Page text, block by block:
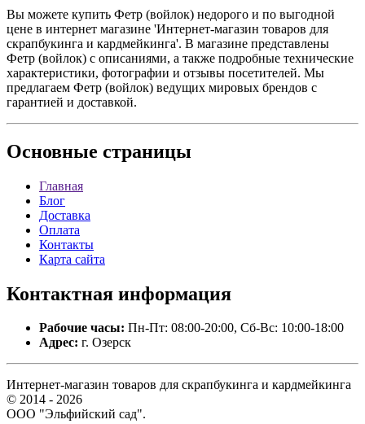
Вы можете купить Фетр (войлок) недорого и по выгодной
цене в интернет магазине 'Интернет-магазин товаров для
скрапбукинга и кардмейкинга'. В магазине представлены
Фетр (войлок) с описаниями, а также подробные технические
характеристики, фотографии и отзывы посетителей. Мы
предлагаем Фетр (войлок) ведущих мировых брендов с
гарантией и доставкой.
Основные страницы
Главная
Блог
Доставка
Оплата
Контакты
Карта сайта
Контактная информация
Рабочие часы: Пн-Пт: 08:00-20:00, Сб-Вс: 10:00-18:00
Адрес: г. Озерск
Интернет-магазин товаров для скрапбукинга и кардмейкинга
© 2014 - 2026
ООО "Эльфийский сад".